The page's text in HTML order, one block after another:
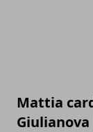
Mattia
Giulianova